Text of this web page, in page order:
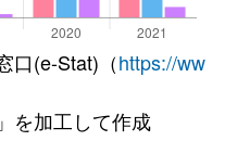
口(e-Stat)（https://ww
を加工して作成